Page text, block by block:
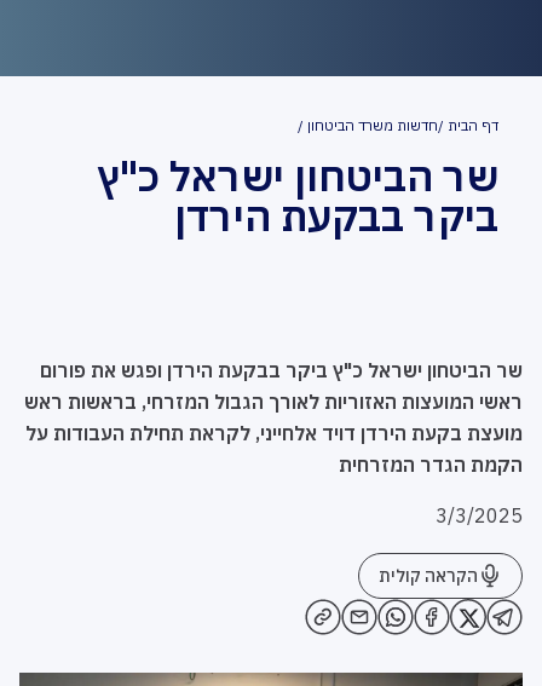
דף הבית חדשות משרד הביטחון
שר הביטחון ישראל כ"ץ
ביקר בבקעת הירדן
שר הביטחון ישראל כ"ץ ביקר בבקעת הירדן ופגש את פורום
ראשי המועצות האזוריות לאורך הגבול המזרחי, בראשות ראש
מועצת בקעת הירדן דויד אלחייני, לקראת תחילת העבודות על
הקמת הגדר המזרחית
3/3/2025
הקראה קולית